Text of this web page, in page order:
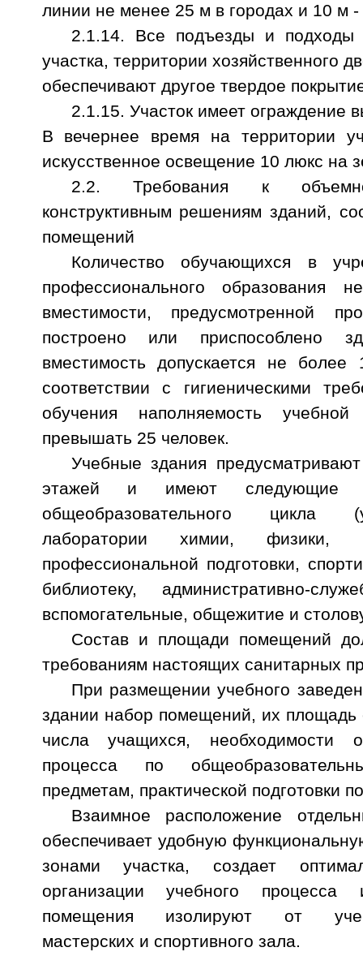
линии не менее 25 м в городах и 10 м -
2.1.14. Все подъезды и подходы
участка, территории хозяйственного
обеспечивают другое твердое
2.1.15. Участок имеет ограждение
В вечернее время на территории
искусственное освещение 10 люкс на
2.2. Требования к
конструктивным решениям зданий,
помещений
Количество обучающихся в
профессионального образования
вместимости, предусмотренной
построено или приспособлено
вместимость допускается не
соответствии с гигиеническими
обучения наполняемость
превышать 25 человек.
Учебные здания
этажей и имеют следующие
общеобразовательного цикла
лаборатории химии,
профессиональной подготовки,
библиотеку, административно-
вспомогательные, общежитие и
Состав и площади помещений
требованиям настоящих санитарных
При размещении учебного
здании набор помещений, их площадь
числа учащихся, необходимости
процесса по
предметам, практической подготовки
Взаимное расположение
обеспечивает удобную
зонами участка, создает
организации учебного
помещения изолируют от
мастерских и спортивного зала.